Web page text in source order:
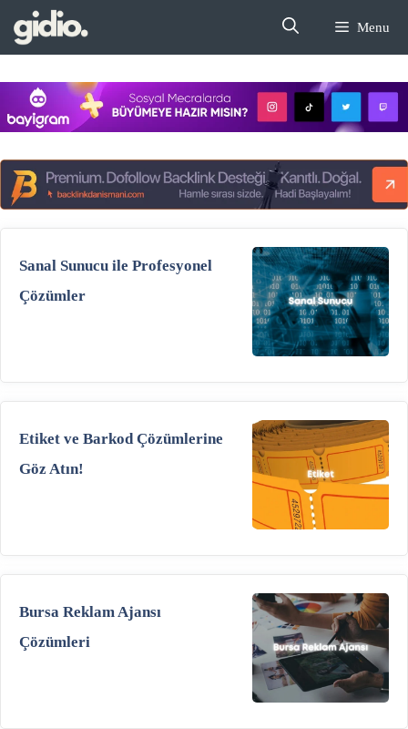
İçeriğe
atla
Menu
Sanal Sunucu ile Profesyonel
Çözümler
Etiket ve Barkod Çözümlerine
Göz Atın!
Bursa Reklam Ajansı
Çözümleri